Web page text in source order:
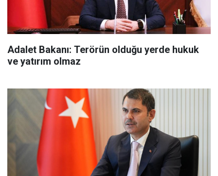
Adalet Bakanı: Terörün olduğu yerde hukuk
ve yatırım olmaz